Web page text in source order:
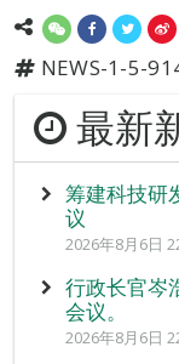
NEWS-1-5-
最新
筹建科技研
议
2026年8月6日
行政长官岑
会议。
2026年8月6日